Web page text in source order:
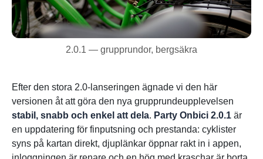
2.0.1 — grupprundor, bergsäkra
Efter den stora 2.0-lanseringen ägnade vi den här
versionen åt att göra den nya grupprundeupplevelsen
stabil, snabb och enkel att dela. Party Onbici 2.0.1 är
en uppdatering för finputsning och prestanda: cyklister
syns på kartan direkt, djuplänkar öppnar rakt in i appen,